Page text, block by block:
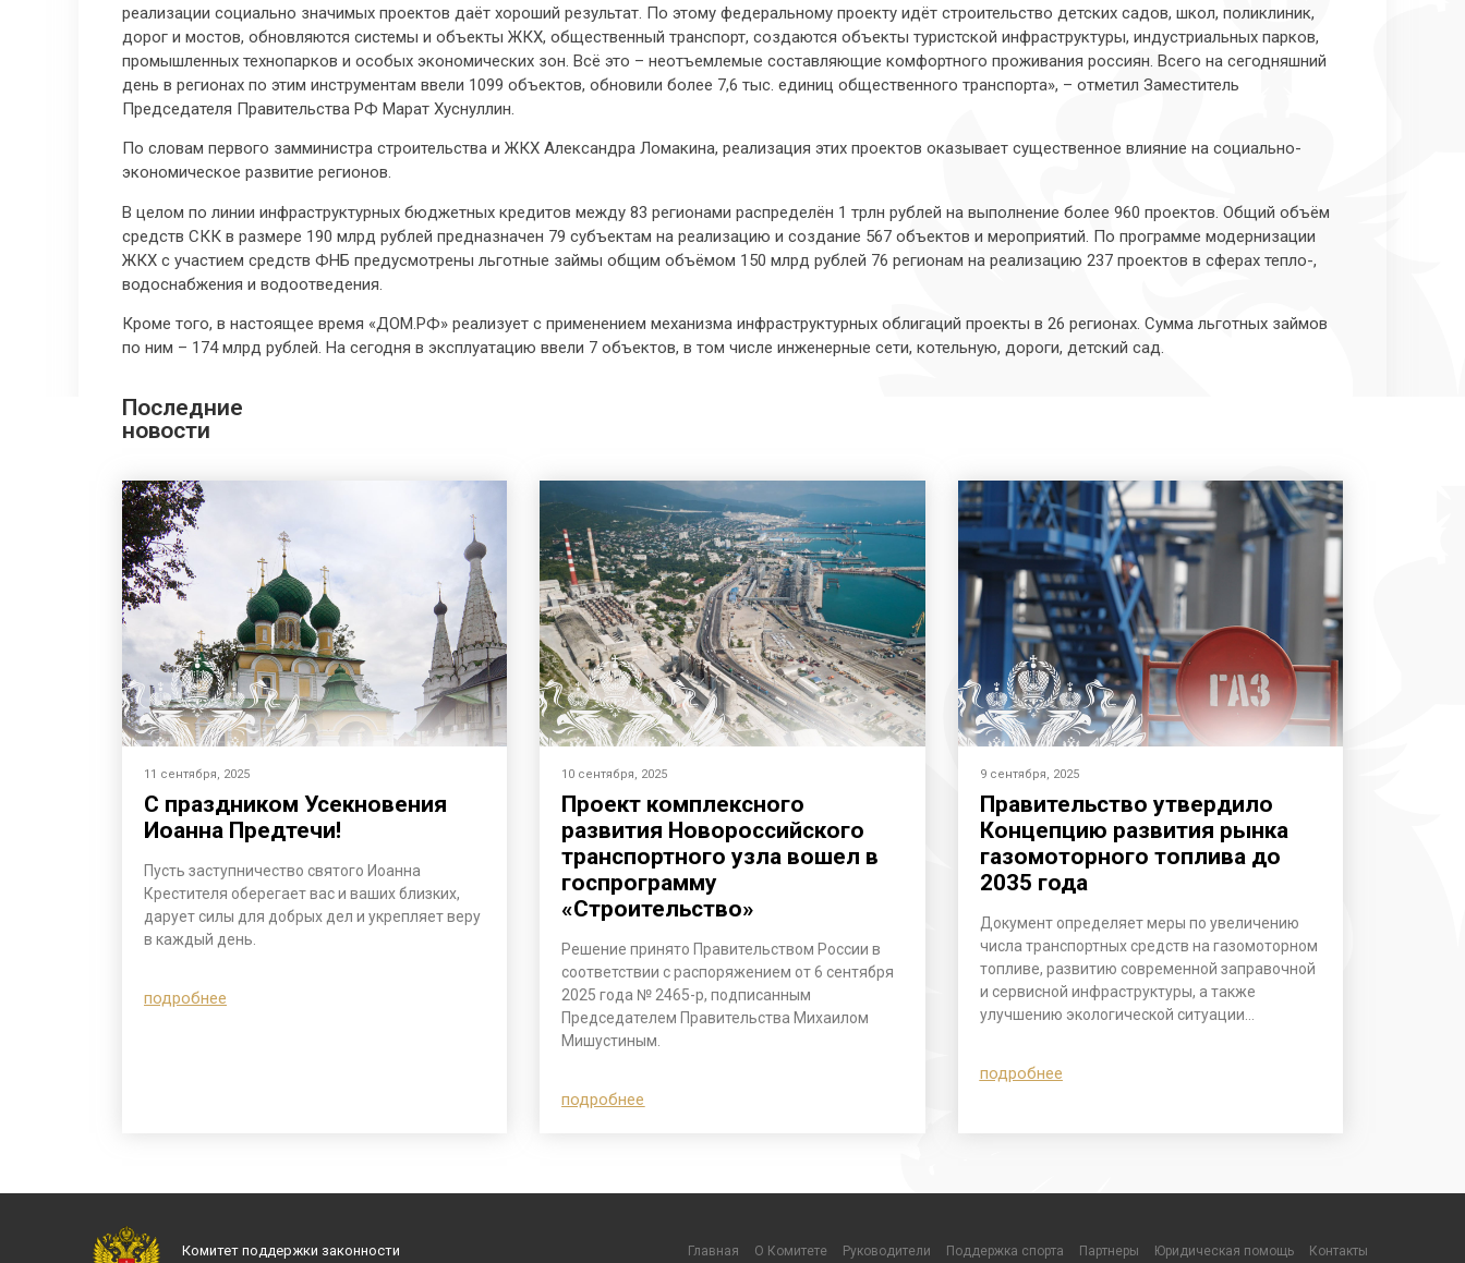
реализации социально значимых проектов даёт хороший результат. По этому федеральному проекту идёт строительство детских садов, школ, поликлиник,
дорог и мостов, обновляются системы и объекты ЖКХ, общественный транспорт, создаются объекты туристской инфраструктуры, индустриальных парков,
промышленных технопарков и особых экономических зон. Всё это – неотъемлемые составляющие комфортного проживания россиян. Всего на сегодняшний
день в регионах по этим инструментам ввели 1099 объектов, обновили более 7,6 тыс. единиц общественного транспорта», – отметил Заместитель
Председателя Правительства РФ Марат Хуснуллин.
По словам первого замминистра строительства и ЖКХ Александра Ломакина, реализация этих проектов оказывает существенное влияние на социально-
экономическое развитие регионов.
В целом по линии инфраструктурных бюджетных кредитов между 83 регионами распределён 1 трлн рублей на выполнение более 960 проектов. Общий объём
средств СКК в размере 190 млрд рублей предназначен 79 субъектам на реализацию и создание 567 объектов и мероприятий. По программе модернизации
ЖКХ с участием средств ФНБ предусмотрены льготные займы общим объёмом 150 млрд рублей 76 регионам на реализацию 237 проектов в сферах тепло-,
водоснабжения и водоотведения.
Кроме того, в настоящее время «ДОМ.РФ» реализует с применением механизма инфраструктурных облигаций проекты в 26 регионах. Сумма льготных займов
по ним – 174 млрд рублей. На сегодня в эксплуатацию ввели 7 объектов, в том числе инженерные сети, котельную, дороги, детский сад.
Последние
новости
11 сентября, 2025
С праздником Усекновения
Иоанна Предтечи!
Пусть заступничество святого Иоанна
Крестителя оберегает вас и ваших близких,
дарует силы для добрых дел и укрепляет веру
в каждый день.
подробнее
10 сентября, 2025
Проект комплексного
развития Новороссийского
транспортного узла вошел в
госпрограмму
«Строительство»
Решение принято Правительством России в
соответствии с распоряжением от 6 сентября
2025 года № 2465-р, подписанным
Председателем Правительства Михаилом
Мишустиным.
подробнее
9 сентября, 2025
Правительство утвердило
Концепцию развития рынка
газомоторного топлива до
2035 года
Документ определяет меры по увеличению
числа транспортных средств на газомоторном
топливе, развитию современной заправочной
и сервисной инфраструктуры, а также
улучшению экологической ситуации…
подробнее
Комитет поддержки законности Главная О Комитете Руководители Поддержка спорта Партнеры Юридическая помощь Контакты